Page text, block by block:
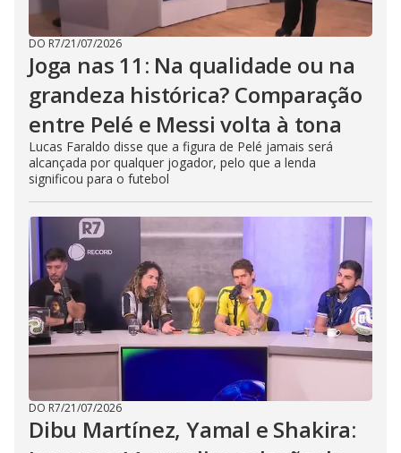
DO R7/21/07/2026
Joga nas 11: Na qualidade ou na
grandeza histórica? Comparação
entre Pelé e Messi volta à tona
Lucas Faraldo disse que a figura de Pelé jamais será
alcançada por qualquer jogador, pelo que a lenda
significou para o futebol
DO R7/21/07/2026
Dibu Martínez, Yamal e Shakira: